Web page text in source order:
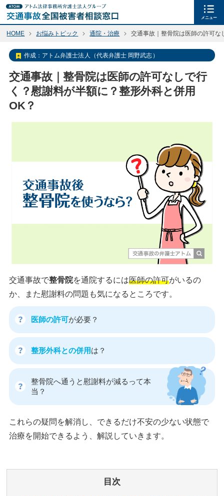
メニュー
HOME お悩みトピック 通院・治療 交通事故｜整骨院は医師の許可
作成：アトム弁護士法人（代表弁護士 岡野武志）
交通事故｜整骨院は医師の許可なしで行
く？慰謝料が半額に？整形外科と併用
OK？
交通事故で整骨院を通院するには医師の許可がいるの
か、また慰謝料の問題も気になるところです。
医師の許可が必要？
整形外科との併用は？
整骨院へ通うと慰謝料が減るって本
当？
これらの疑問を解消し、できるだけ不安の少ない状態で
治療を開始できるよう、解説していきます。
目次